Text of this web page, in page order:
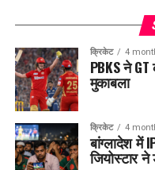
क्रिकेट 4
PBKS ने
मुकाबला
क्रिकेट 4
बांग्लादेश में
जियोस्टार